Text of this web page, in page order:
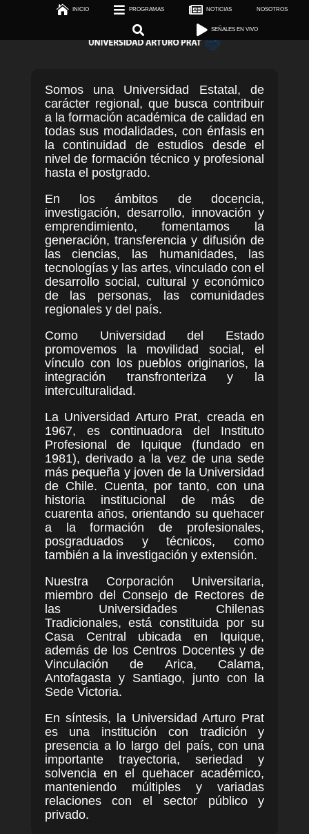
 INICIO  PROGRAMAS  NOTICIAS NOSOTROS
  SEÑALES EN VIVO
  SEÑALES EN VIVO
de
Somos una Universidad Estatal, de
carácter regional, que busca contribuir
a la formación académica de calidad en
todas sus modalidades, con énfasis en
la continuidad de estudios desde el
nivel de formación técnico y profesional
hasta el postgrado.
En los ámbitos de docencia,
investigación, desarrollo, innovación y
emprendimiento, fomentamos la
generación, transferencia y difusión de
las ciencias, las humanidades, las
tecnologías y las artes, vinculado con el
desarrollo social, cultural y económico
de las personas, las comunidades
regionales y del país.
Como Universidad del Estado
promovemos la movilidad social, el
vínculo con los pueblos originarios, la
integración transfronteriza y la
interculturalidad.
La Universidad Arturo Prat, creada en
1967, es continuadora del Instituto
Profesional de Iquique (fundado en
1981), derivado a la vez de una sede
más pequeña y joven de la Universidad
de Chile. Cuenta, por tanto, con una
historia institucional de más de
cuarenta años, orientando su quehacer
a la formación de profesionales,
posgraduados y técnicos, como
también a la investigación y extensión.
Nuestra Corporación Universitaria,
miembro del Consejo de Rectores de
las Universidades Chilenas
Tradicionales, está constituida por su
Casa Central ubicada en Iquique,
además de los Centros Docentes y de
Vinculación de Arica, Calama,
Antofagasta y Santiago, junto con la
Sede Victoria.
En síntesis, la Universidad Arturo Prat
es una institución con tradición y
presencia a lo largo del país, con una
importante trayectoria, seriedad y
solvencia en el quehacer académico,
manteniendo múltiples y variadas
relaciones con el sector público y
privado.